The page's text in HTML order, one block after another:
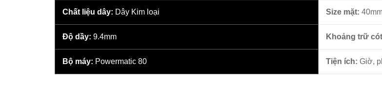
Chất liệu dây: Dây Kim loại Size mặt:
Độ dầy: 9.4mm Khoảng trữ
Bộ máy: Powermatic 80 Tiện ích: Giờ,